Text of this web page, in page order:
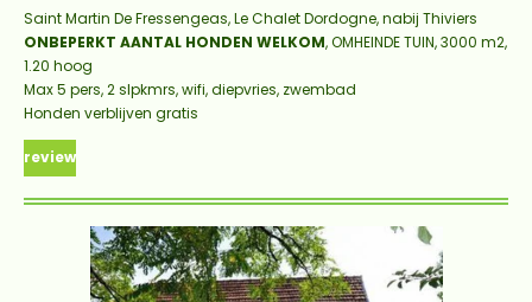
Saint Martin De Fressengeas, Le Chalet Dordogne, nabij Thiviers
ONBEPERKT AANTAL HONDEN WELKOM, OMHEINDE TUIN, 3000 m2,
1.20 hoog
Max 5 pers, 2 slpkmrs, wifi, diepvries, zwembad
Honden verblijven gratis
review